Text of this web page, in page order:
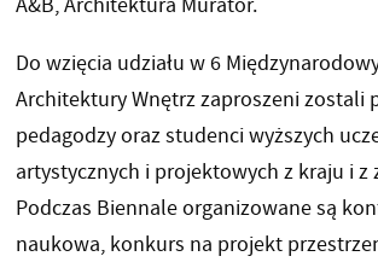
A&B, Architektura Murator.
Do wzięcia udziału w 6
Architektury Wnętrz zaproszeni zostali
pedagodzy oraz studenci wyższych
artystycznych i projektowych z kraju i z
Podczas Biennale organizowane są
naukowa, konkurs na projekt